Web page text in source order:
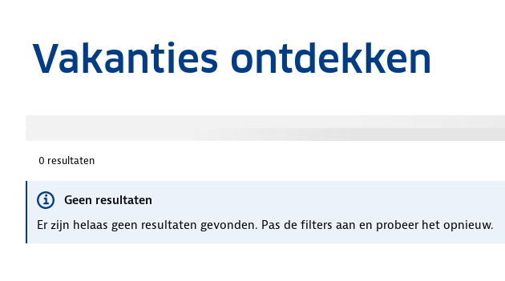
Vakanties ontdekken
0 resultaten
Geen resultaten
Er zijn helaas geen resultaten gevonden. Pas de filters aan en probeer het opnieuw.